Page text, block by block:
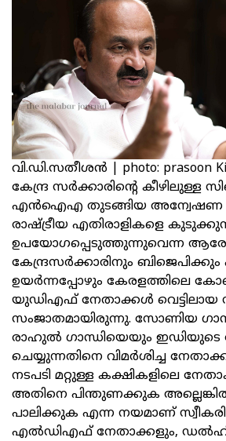
വി.ഡി.സതീശൻ | photo: prasoon
കേന്ദ്ര സര്‍ക്കാരിന്റെ കീഴിലുള്ള
എന്‍ഐഎ തുടങ്ങിയ അന്വേഷണ
രാഷ്ട്രീയ എതിരാളികളെ
ഉപയോഗപ്പെടുത്തുന്നുവെന്ന
കേന്ദ്രസര്‍ക്കാരിനും
ഉയര്‍ന്നപ്പോഴും കേരളത്തിലെ
യുഡിഎഫ്‌ നേതാക്കള്‍ വെട്ടിലായ
സംജാതമായിരുന്നു. സോണിയ
രാഹുല്‍ ഗാന്ധിയെയും ഇഡിയുടെ
ചെയ്യുന്നതിനെ വിമര്‍ശിച്ച
നടപടി മറ്റുള്ള കക്ഷികളിലെ
അതിനെ പിന്തുണക്കുക
പാലിക്കുക എന്ന നയമാണ്‌
എല്‍ഡിഎഫ്‌ നേതാക്കളും,